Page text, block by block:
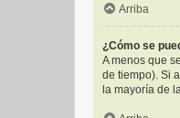
Arriba
¿Cómo se
A menos que
de tiempo). Si
la mayoría de